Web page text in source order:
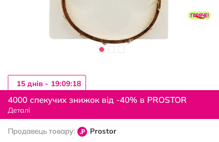
Перейти
до
початку
галереї
4000 спекучих знижок від -40% в PROSTOR
Деталі
15 днiв - 19:09:17
Продавець товару: Prostor